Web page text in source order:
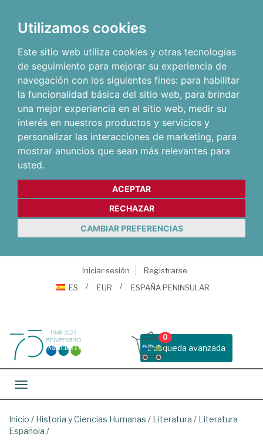
Utilizamos cookies
Este sitio web utiliza cookies y otras tecnologías
de seguimiento para mejorar su experiencia de
navegación con los siguientes fines: para habilitar
la funcionalidad básica del sitio web, para brindar
una mejor experiencia en el sitio web, medir su
interés en nuestros productos y servicios y
personalizar las interacciones de marketing, para
mostrar anuncios que sean más relevantes para
usted.
ACEPTAR
RECHAZAR
CAMBIAR PREFERENCIAS
Iniciar sesión
Registrarse
ES
EUR ESPAÑA PENINSULAR
Busqueda avanzada
0
Toggle navigation
Inicio / Historia y Ciencias Humanas / Literatura / Literatura
Española /